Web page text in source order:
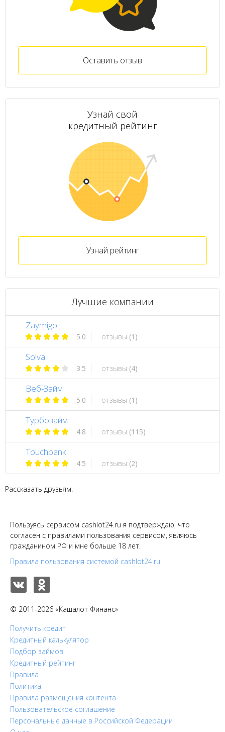
Оставить отзыв
Узнай свой
кредитный рейтинг
Узнай рейтинг
Лучшие компании
Zaymigo
5.0 отзывы (1)
Solva
3.5 отзывы (4)
Веб-Займ
5.0 отзывы (1)
Турбозайм
4.8 отзывы (115)
Touchbank
4.5 отзывы (2)
Рассказать друзьям:
Пользуясь сервисом cashlot24.ru я подтверждаю, что
согласен с правилами пользования сервисом, являюсь
гражданином РФ и мне больше 18 лет.
Правила пользования системой cashlot24.ru
© 2011-2026 «Кашалот Финанс»
Получить кредит
Кредитный калькулятор
Подбор займов
Кредитный рейтинг
Правила
Политика
Правила размещения контента
Пользовательское соглашение
Персональные данные в Российской Федерации